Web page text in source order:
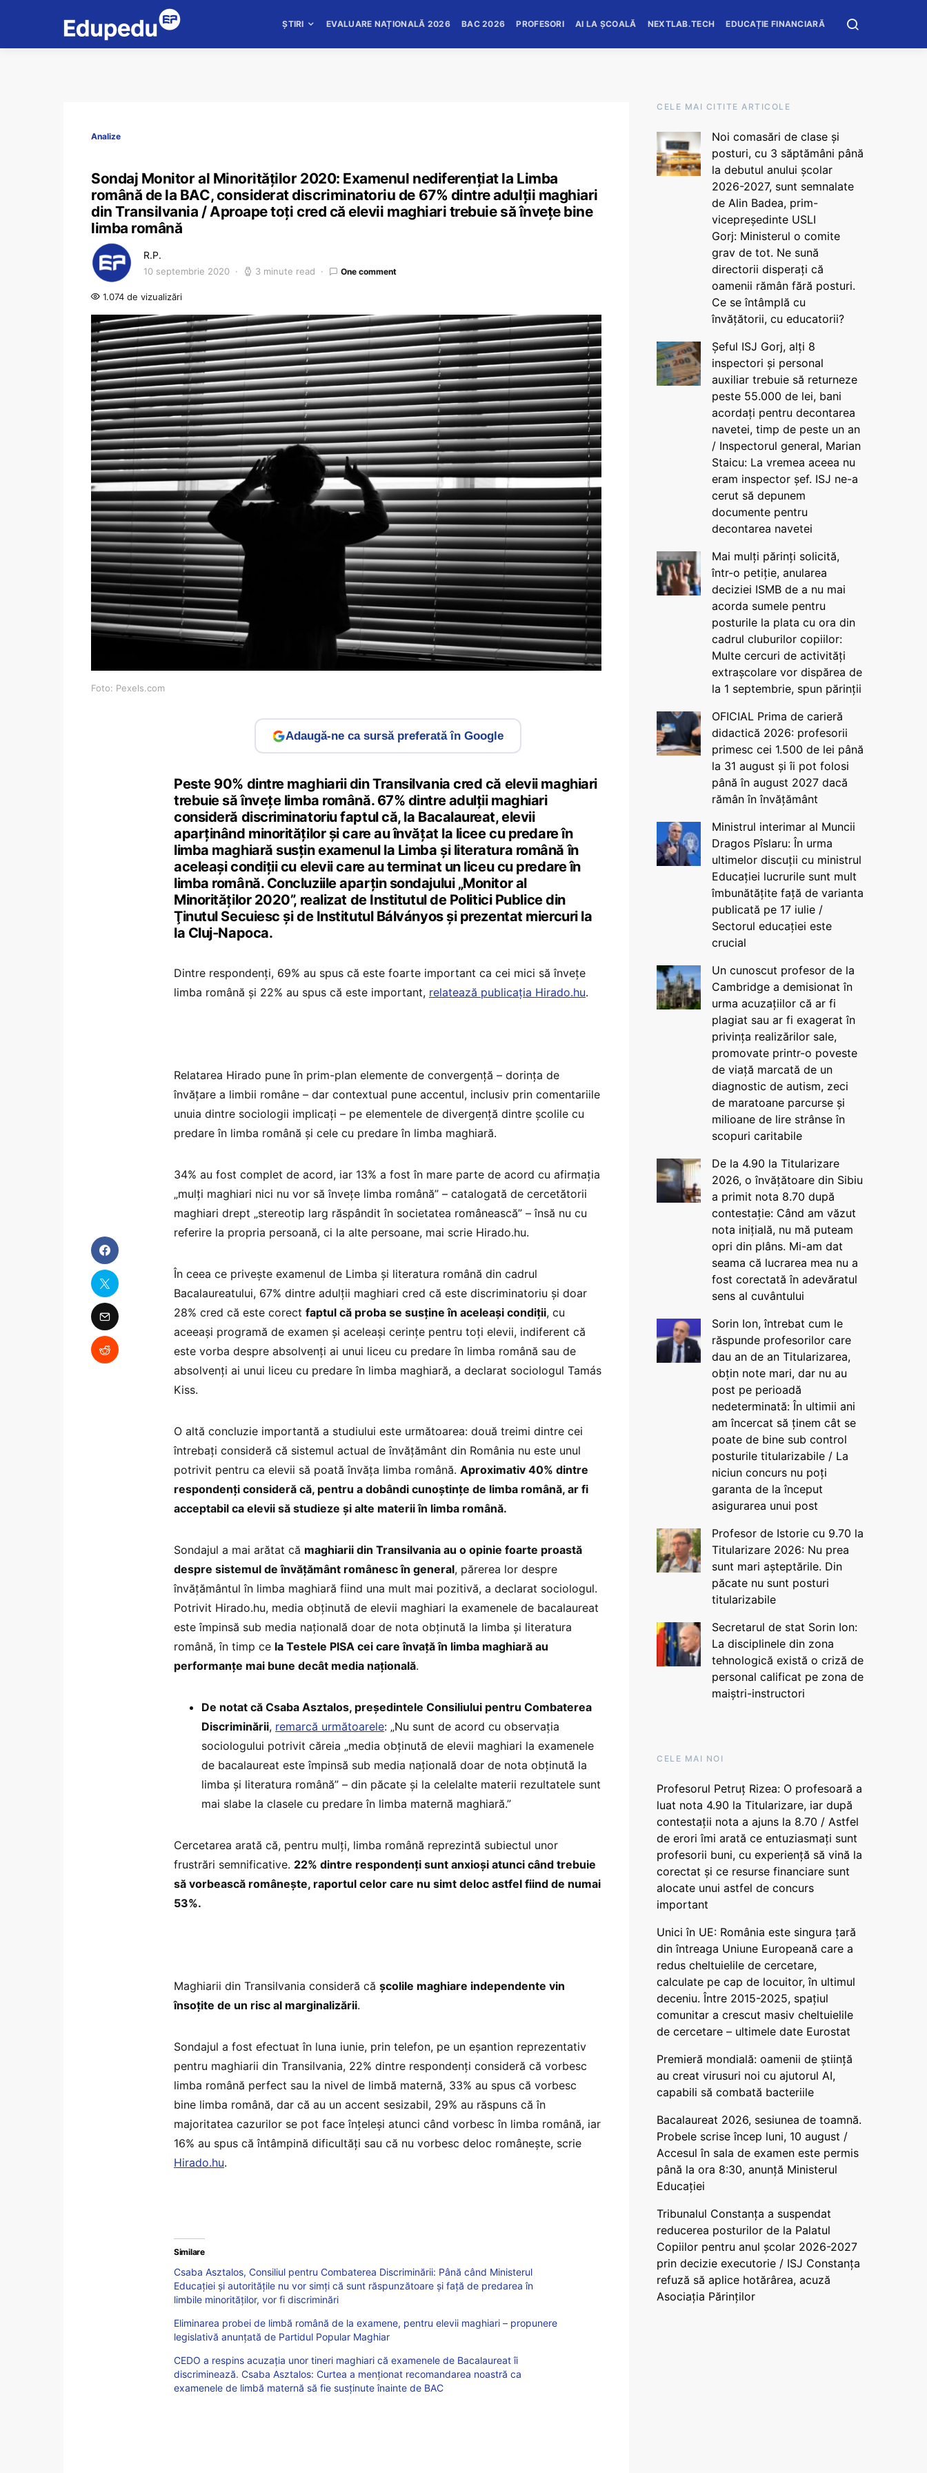
ȘTIRI EVALUARE NAȚIONALĂ 2026 BAC 2026 PROFESORI AI LA ȘCOALĂ NEXTLAB.TECH EDUCAȚIE FINANCIARĂ
Analize
Sondaj Monitor al Minorităţilor 2020: Examenul nediferențiat la Limba
română de la BAC, considerat discriminatoriu de 67% dintre adulţii maghiari
din Transilvania / Aproape toţi cred că elevii maghiari trebuie să înveţe bine
limba română
R.P.
10 septembrie 2020 3 minute read One comment
1.074 de vizualizări
Foto: Pexels.com
Adaugă-ne ca sursă preferată în Google
Peste 90% dintre maghiarii din Transilvania cred că elevii maghiari
trebuie să înveţe limba română. 67% dintre adulţii maghiari
consideră discriminatoriu faptul că, la Bacalaureat, elevii
aparținând minorităților și care au învățat la licee cu predare în
limba maghiară susțin examenul la Limba şi literatura română în
aceleaşi condiţii cu elevii care au terminat un liceu cu predare în
limba română. Concluziile aparțin sondajului „Monitor al
Minorităţilor 2020”, realizat de Institutul de Politici Publice din
Ţinutul Secuiesc şi de Institutul Bálványos și prezentat miercuri la
la Cluj-Napoca.
Dintre respondenţi, 69% au spus că este foarte important ca cei mici să înveţe
limba română și 22% au spus că este important, relatează publicația Hirado.hu.
Relatarea Hirado pune în prim-plan elemente de convergență – dorința de
învățare a limbii române – dar contextual pune accentul, inclusiv prin comentariile
unuia dintre sociologii implicați – pe elementele de divergență dintre școlile cu
predare în limba română și cele cu predare în limba maghiară.
34% au fost complet de acord, iar 13% a fost în mare parte de acord cu afirmația
„mulţi maghiari nici nu vor să înveţe limba română” – catalogată de cercetătorii
maghiari drept „stereotip larg răspândit în societatea românească” – însă nu cu
referire la propria persoană, ci la alte persoane, mai scrie Hirado.hu.
În ceea ce privește examenul de Limba și literatura română din cadrul
Bacalaureatului, 67% dintre adulţii maghiari cred că este discriminatoriu şi doar
28% cred că este corect faptul că proba se susține în aceleaşi condiţii, cu
aceeași programă de examen și aceleași cerințe pentru toți elevii, indiferent că
este vorba despre absolvenți ai unui liceu cu predare în limba română sau de
absolvenți ai unui liceu cu predare în limba maghiară, a declarat sociologul Tamás
Kiss.
O altă concluzie importantă a studiului este următoarea: două treimi dintre cei
întrebaţi consideră că sistemul actual de învăţământ din România nu este unul
potrivit pentru ca elevii să poată învăţa limba română. Aproximativ 40% dintre
respondenți consideră că, pentru a dobândi cunoştinţe de limba română, ar fi
acceptabil ca elevii să studieze și alte materii în limba română.
Sondajul a mai arătat că maghiarii din Transilvania au o opinie foarte proastă
despre sistemul de învăţământ românesc în general, părerea lor despre
învăţământul în limba maghiară fiind una mult mai pozitivă, a declarat sociologul.
Potrivit Hirado.hu, media obţinută de elevii maghiari la examenele de bacalaureat
este împinsă sub media naţională doar de nota obţinută la limba şi literatura
română, în timp ce la Testele PISA cei care învaţă în limba maghiară au
performanţe mai bune decât media naţională.
De notat că Csaba Asztalos, președintele Consiliului pentru Combaterea
Discriminării, remarcă următoarele: „Nu sunt de acord cu observația
sociologului potrivit căreia „media obţinută de elevii maghiari la examenele
de bacalaureat este împinsă sub media naţională doar de nota obţinută la
limba şi literatura română” – din păcate și la celelalte materii rezultatele sunt
mai slabe la clasele cu predare în limba maternă maghiară.”
Cercetarea arată că, pentru mulţi, limba română reprezintă subiectul unor
frustrări semnificative. 22% dintre respondenţi sunt anxioşi atunci când trebuie
să vorbească româneşte, raportul celor care nu simt deloc astfel fiind de numai
53%.
Maghiarii din Transilvania consideră că şcolile maghiare independente vin
însoţite de un risc al marginalizării.
Sondajul a fost efectuat în luna iunie, prin telefon, pe un eşantion reprezentativ
pentru maghiarii din Transilvania, 22% dintre respondenţi consideră că vorbesc
limba română perfect sau la nivel de limbă maternă, 33% au spus că vorbesc
bine limba română, dar că au un accent sesizabil, 29% au răspuns că în
majoritatea cazurilor se pot face înţeleşi atunci când vorbesc în limba română, iar
16% au spus că întâmpină dificultăţi sau că nu vorbesc deloc româneşte, scrie
Hirado.hu.
Similare
Csaba Asztalos, Consiliul pentru Combaterea Discriminării: Până când Ministerul
Educației și autoritățile nu vor simți că sunt răspunzătoare și față de predarea în
limbile minorităților, vor fi discriminări
Eliminarea probei de limbă română de la examene, pentru elevii maghiari – propunere
legislativă anunțată de Partidul Popular Maghiar
CEDO a respins acuzația unor tineri maghiari că examenele de Bacalaureat îi
discriminează. Csaba Asztalos: Curtea a menționat recomandarea noastră ca
examenele de limbă maternă să fie susținute înainte de BAC
CELE MAI CITITE ARTICOLE
Noi comasări de clase și
posturi, cu 3 săptămâni până
la debutul anului școlar
2026-2027, sunt semnalate
de Alin Badea, prim-
vicepreședinte USLI
Gorj: Ministerul o comite
grav de tot. Ne sună
directorii disperați că
oamenii rămân fără posturi.
Ce se întâmplă cu
învățătorii, cu educatorii?
Șeful ISJ Gorj, alți 8
inspectori și personal
auxiliar trebuie să returneze
peste 55.000 de lei, bani
acordați pentru decontarea
navetei, timp de peste un an
/ Inspectorul general, Marian
Staicu: La vremea aceea nu
eram inspector șef. ISJ ne-a
cerut să depunem
documente pentru
decontarea navetei
Mai mulți părinți solicită,
într-o petiție, anularea
deciziei ISMB de a nu mai
acorda sumele pentru
posturile la plata cu ora din
cadrul cluburilor copiilor:
Multe cercuri de activități
extrașcolare vor dispărea de
la 1 septembrie, spun părinții
OFICIAL Prima de carieră
didactică 2026: profesorii
primesc cei 1.500 de lei până
la 31 august și îi pot folosi
până în august 2027 dacă
rămân în învățământ
Ministrul interimar al Muncii
Dragos Pîslaru: În urma
ultimelor discuții cu ministrul
Educației lucrurile sunt mult
îmbunătățite față de varianta
publicată pe 17 iulie /
Sectorul educației este
crucial
Un cunoscut profesor de la
Cambridge a demisionat în
urma acuzațiilor că ar fi
plagiat sau ar fi exagerat în
privința realizărilor sale,
promovate printr-o poveste
de viață marcată de un
diagnostic de autism, zeci
de maratoane parcurse și
milioane de lire strânse în
scopuri caritabile
De la 4.90 la Titularizare
2026, o învățătoare din Sibiu
a primit nota 8.70 după
contestație: Când am văzut
nota inițială, nu mă puteam
opri din plâns. Mi-am dat
seama că lucrarea mea nu a
fost corectată în adevăratul
sens al cuvântului
Sorin Ion, întrebat cum le
răspunde profesorilor care
dau an de an Titularizarea,
obțin note mari, dar nu au
post pe perioadă
nedeterminată: În ultimii ani
am încercat să ținem cât se
poate de bine sub control
posturile titularizabile / La
niciun concurs nu poți
garanta de la început
asigurarea unui post
Profesor de Istorie cu 9.70 la
Titularizare 2026: Nu prea
sunt mari așteptările. Din
păcate nu sunt posturi
titularizabile
Secretarul de stat Sorin Ion:
La disciplinele din zona
tehnologică există o criză de
personal calificat pe zona de
maiștri-instructori
CELE MAI NOI
Profesorul Petruț Rizea: O profesoară a
luat nota 4.90 la Titularizare, iar după
contestații nota a ajuns la 8.70 / Astfel
de erori îmi arată ce entuziasmați sunt
profesorii buni, cu experiență să vină la
corectat și ce resurse financiare sunt
alocate unui astfel de concurs
important
Unici în UE: România este singura țară
din întreaga Uniune Europeană care a
redus cheltuielile de cercetare,
calculate pe cap de locuitor, în ultimul
deceniu. Între 2015-2025, spațiul
comunitar a crescut masiv cheltuielile
de cercetare – ultimele date Eurostat
Premieră mondială: oamenii de știință
au creat virusuri noi cu ajutorul AI,
capabili să combată bacteriile
Bacalaureat 2026, sesiunea de toamnă.
Probele scrise încep luni, 10 august /
Accesul în sala de examen este permis
până la ora 8:30, anunță Ministerul
Educației
Tribunalul Constanța a suspendat
reducerea posturilor de la Palatul
Copiilor pentru anul școlar 2026-2027
prin decizie executorie / ISJ Constanța
refuză să aplice hotărârea, acuză
Asociația Părinților